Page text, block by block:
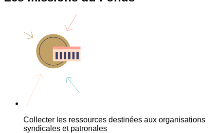
Collecter les ressources destinées aux organisations
syndicales et patronales